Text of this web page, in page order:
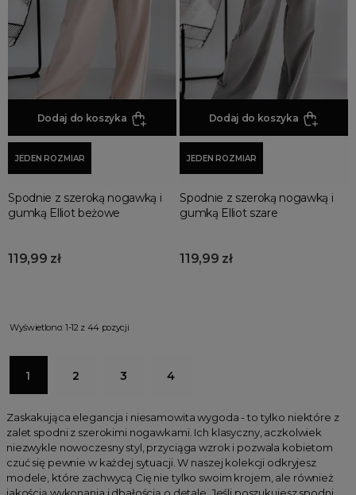
Dodaj do koszyka
JEDEN ROZMIAR
Spodnie z szeroką nogawką i
gumką Elliot beżowe
119,99 zł
Dodaj do koszyka
JEDEN ROZMIAR
Spodnie z szeroką nogawką i
gumką Elliot szare
119,99 zł
Wyświetlono: 1-12 z 44 pozycji
1 2 3 4
Zaskakująca elegancja i niesamowita wygoda - to tylko niektóre z
zalet spodni z szerokimi nogawkami. Ich klasyczny, aczkolwiek
niezwykle nowoczesny styl, przyciąga wzrok i pozwala kobietom
czuć się pewnie w każdej sytuacji. W naszej kolekcji odkryjesz
modele, które zachwycą Cię nie tylko swoim krojem, ale również
jakością wykonania i dbałością o detale. Jeśli poszukujesz spodni,